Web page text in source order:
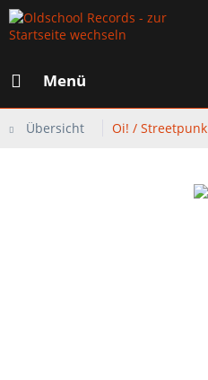
Menü
Übersicht Oi! / Streetpunk